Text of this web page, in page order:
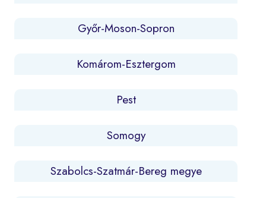
Győr-Moson-Sopron
Komárom-Esztergom
Pest
Somogy
Szabolcs-Szatmár-Bereg megye